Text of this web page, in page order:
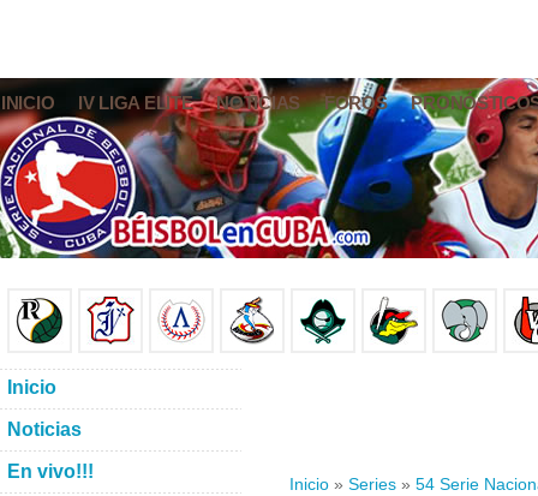
INICIO IV LIGA ELITE NOTICIAS FOROS
Inicio » Series » 54 Serie
Inicio
Noticias
En vivo!!!